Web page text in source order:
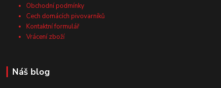
Obchodní podmínky
Cech domácích pivovarníků
Kontaktní formulář
Vrácení zboží
Náš blog